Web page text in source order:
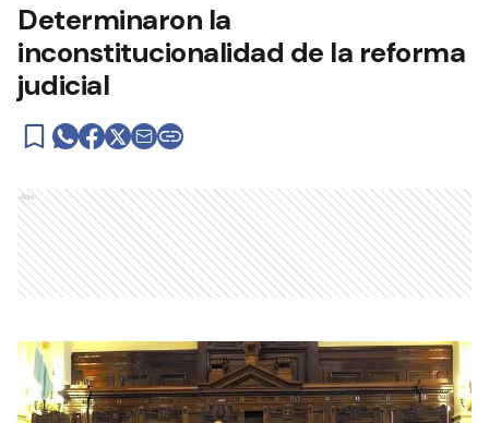
Determinaron la
inconstitucionalidad de la reforma
judicial
Ads